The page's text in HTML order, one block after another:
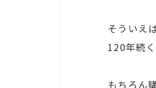
そういえ
120年続
もちろん